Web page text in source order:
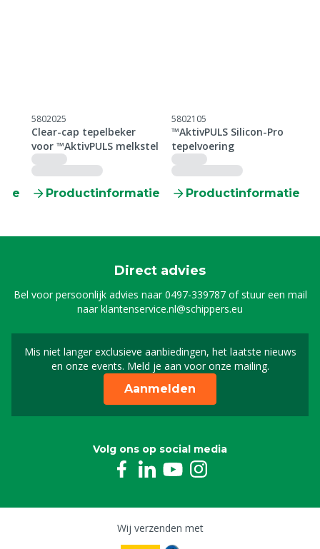
5802025
Clear-cap tepelbeker
voor ™AktivPULS melkstel
Productinformatie
5802105
™AktivPULS Silicon-Pro
tepelvoering
Productinformatie
Direct advies
Bel voor persoonlijk advies naar0497-339787of stuur een mail
naarklantenservice.nl@schippers.eu
Mis niet langer exclusieve aanbiedingen, het laatste nieuws
en onze events. Meld je aan voor onze mailing.
Schrijf je in voor onze
Aanmelden
Volg ons op social media
Wij verzenden met